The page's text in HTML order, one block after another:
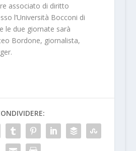
associato di diritto
l’Università Bocconi di
le due giornate sarà
Bordone, giornalista,